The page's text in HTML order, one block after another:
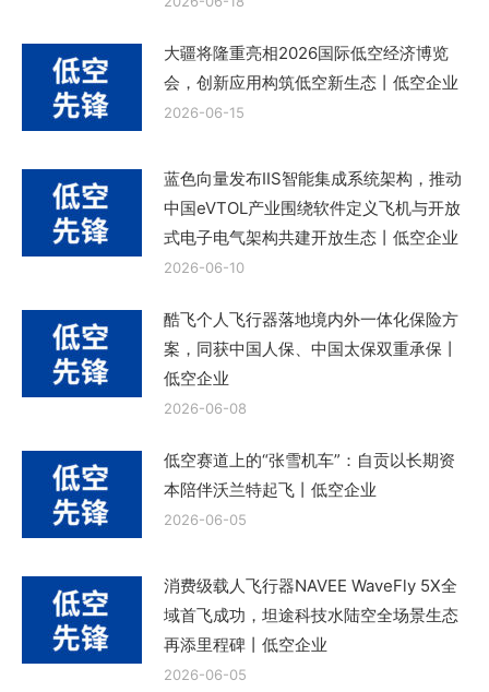
大疆将隆重亮相2026国际低空经济博览
会，创新应用构筑低空新生态丨低空企业
2026-06-15
蓝色向量发布IIS智能集成系统架构，推动
中国eVTOL产业围绕软件定义飞机与开放
式电子电气架构共建开放生态丨低空企业
2026-06-10
酷飞个人飞行器落地境内外一体化保险方
案，同获中国人保、中国太保双重承保丨
低空企业
2026-06-08
低空赛道上的“张雪机车”：自贡以长期资
本陪伴沃兰特起飞丨低空企业
2026-06-05
消费级载人飞行器NAVEE WaveFly 5X全
域首飞成功，坦途科技水陆空全场景生态
再添里程碑丨低空企业
2026-06-05